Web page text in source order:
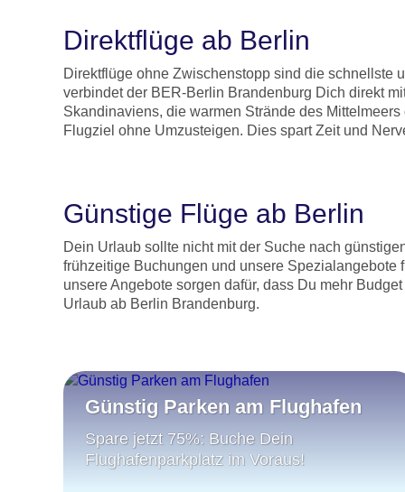
Direktflüge ab Berlin
Direktflüge ohne Zwischenstopp sind die schnellste
verbindet der BER-Berlin Brandenburg Dich direkt
Skandinaviens, die warmen Strände des
Flugziel ohne Umzusteigen. Dies spart Zeit und
Günstige Flüge ab Berlin
Dein Urlaub sollte nicht mit der Suche nach
frühzeitige Buchungen und unsere
unsere Angebote sorgen dafür, dass Du mehr
Urlaub ab Berlin Brandenburg.
Günstig Parken am Flughafen
Spare jetzt 75%: Buche Dein
Flughafenparkplatz im Voraus!